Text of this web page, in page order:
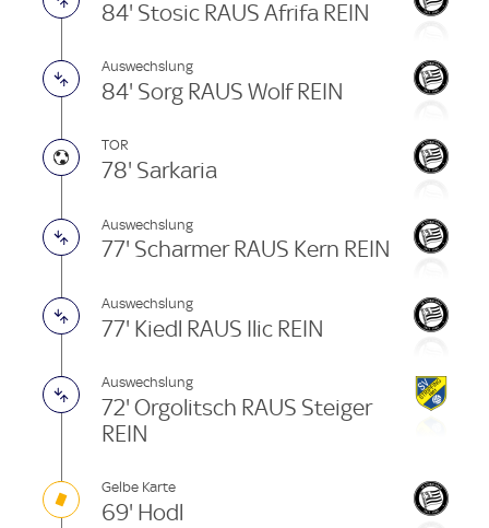
84' Stosic RAUS Afrifa REIN
Auswechslung
84' Sorg RAUS Wolf REIN
TOR
78' Sarkaria
Auswechslung
77' Scharmer RAUS Kern REIN
Auswechslung
77' Kiedl RAUS Ilic REIN
Auswechslung
72' Orgolitsch RAUS Steiger
REIN
Gelbe Karte
69' Hodl